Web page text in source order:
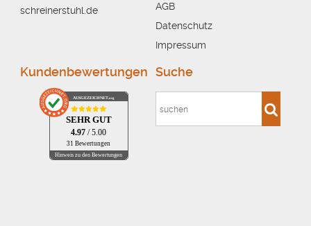
schreinerstuhl.de
AGB
Datenschutz
Impressum
Kundenbewertungen
AUSGEZEICHNET.org
SEHR GUT
4.97/ 5.00
31 Bewertungen
Hinweis zu den Bewertungen
Suche